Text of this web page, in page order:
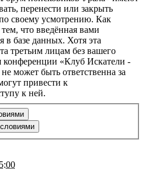
перенести или закрыть
своему усмотрению. Как
что введённая вами
в базе данных. Хотя эта
третьим лицам без вашего
конференции «Клуб Искатели -
может быть ответственна за
привести к
к ней.